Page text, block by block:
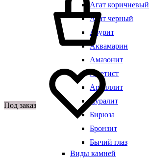
Агат коричневый
Агат черный
Азурит
Аквамарин
Амазонит
Аметист
Аргиллит
Ауралит
Бирюза
Бронзит
Бычий глаз
Виды камней
Под заказ